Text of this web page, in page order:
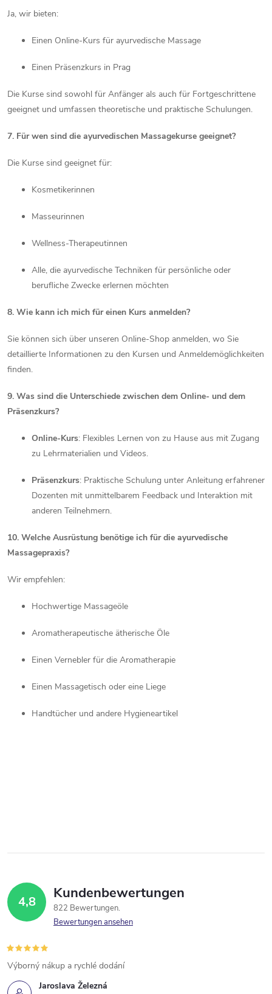
Ja, wir bieten:
Einen Online-Kurs für ayurvedische Massage
Einen Präsenzkurs in Prag
Die Kurse sind sowohl für Anfänger als auch für Fortgeschrittene
geeignet und umfassen theoretische und praktische Schulungen.
7. Für wen sind die ayurvedischen Massagekurse geeignet?
Die Kurse sind geeignet für:
Kosmetikerinnen
Masseurinnen
Wellness-Therapeutinnen
Alle, die ayurvedische Techniken für persönliche oder
berufliche Zwecke erlernen möchten
8. Wie kann ich mich für einen Kurs anmelden?
Sie können sich über unseren Online-Shop anmelden, wo Sie
detaillierte Informationen zu den Kursen und Anmeldemöglichkeiten
finden.
9. Was sind die Unterschiede zwischen dem Online- und dem
Präsenzkurs?
Online-Kurs: Flexibles Lernen von zu Hause aus mit Zugang
zu Lehrmaterialien und Videos.
Präsenzkurs: Praktische Schulung unter Anleitung erfahrener
Dozenten mit unmittelbarem Feedback und Interaktion mit
anderen Teilnehmern.
10. Welche Ausrüstung benötige ich für die ayurvedische
Massagepraxis?
Wir empfehlen:
Hochwertige Massageöle
Aromatherapeutische ätherische Öle
Einen Vernebler für die Aromatherapie
Einen Massagetisch oder eine Liege
Handtücher und andere Hygieneartikel
4,8 Kundenbewertungen
822 Bewertungen
Bewertungen ansehen
Jaroslava Železná
Výborný nákup a rychlé dodání